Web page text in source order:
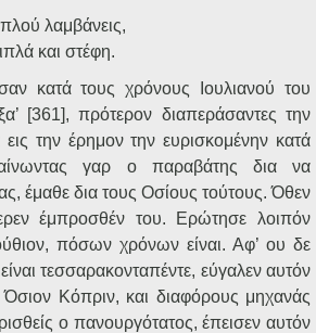
λαμβάνεις,
και στέφη.
κατά τους χρόνους Ιουλιανού του
[361], πρότερον διαπεράσαντες την
την έρημον την ευρισκομένην κατά
γαρ ο παραβάτης δια να
έμαθε δια τους Οσίους τούτους. Όθεν
έμπροσθέν του. Ερώτησε λοιπόν
πόσων χρόνων είναι. Αφ’ ου δε
τεσσαρακονταπέντε, εύγαλεν αυτόν
Όσιον Κόπριν, και διαφόρους μηχανάς
ο πανουργότατος, έπεισεν αυτόν